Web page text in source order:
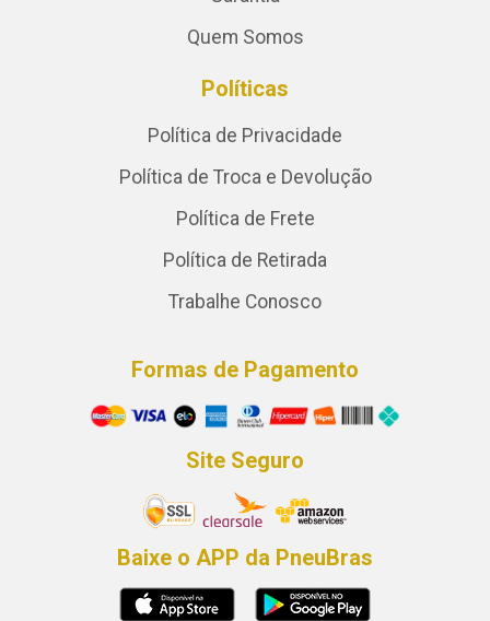
Quem Somos
Políticas
Política de Privacidade
Política de Troca e Devolução
Política de Frete
Política de Retirada
Trabalhe Conosco
Formas de Pagamento
Site Seguro
Baixe o APP da PneuBras